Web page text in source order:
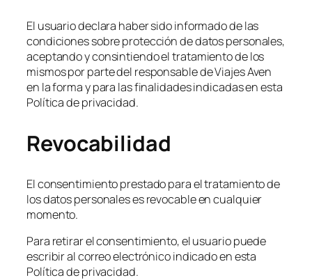
El usuario declara haber sido informado de las
condiciones sobre protección de datos personales,
aceptando y consintiendo el tratamiento de los
mismos por parte del responsable de Viajes Aven
en la forma y para las finalidades indicadas en esta
Política de privacidad.
Revocabilidad
El consentimiento prestado para el tratamiento de
los datos personales es revocable en cualquier
momento.
Para retirar el consentimiento, el usuario puede
escribir al correo electrónico indicado en esta
Política de privacidad.